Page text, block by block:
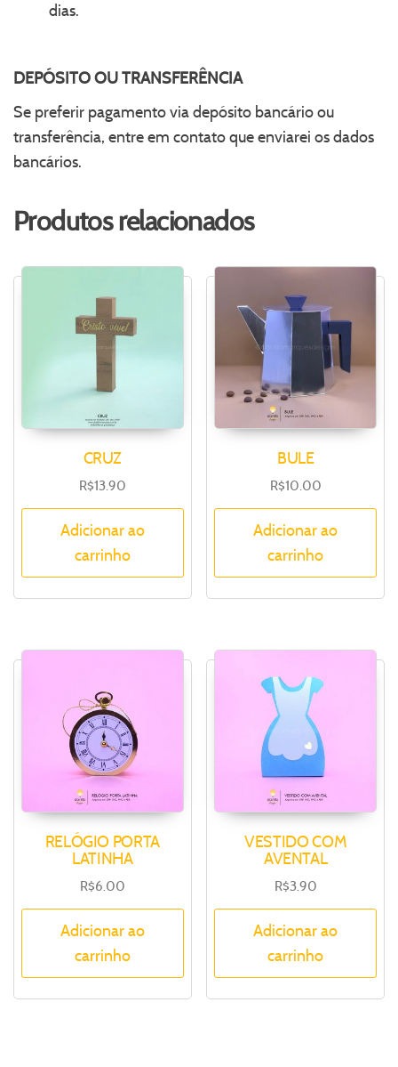
dias.
DEPÓSITO OU TRANSFERÊNCIA
Se preferir pagamento via depósito bancário ou
transferência, entre em contato que enviarei os dados
bancários.
Produtos relacionados
CRUZ
R$13.90
Adicionar ao
carrinho
BULE
R$10.00
Adicionar ao
carrinho
RELÓGIO PORTA
LATINHA
R$6.00
Adicionar ao
carrinho
VESTIDO COM
AVENTAL
R$3.90
Adicionar ao
carrinho